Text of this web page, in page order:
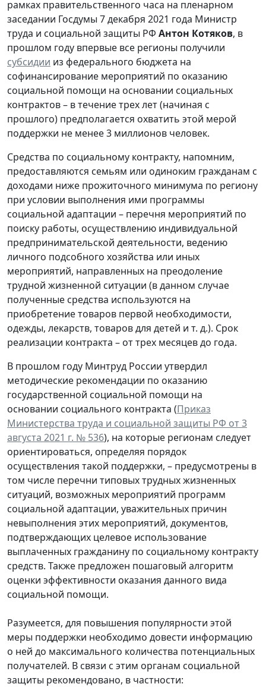
рамках правительственного часа на пленарном
заседании Госдумы 7 декабря 2021 года Министр
труда и социальной защиты РФ Антон Котяков, в
прошлом году впервые все регионы получили
cубсидии из федерального бюджета на
софинансирование мероприятий по оказанию
социальной помощи на основании социальных
контрактов – в течение трех лет (начиная с
прошлого) предполагается охватить этой мерой
поддержки не менее 3 миллионов человек.
Средства по социальному контракту, напомним,
предоставляются семьям или одиноким гражданам с
доходами ниже прожиточного минимума по региону
при условии выполнения ими программы
социальной адаптации – перечня мероприятий по
поиску работы, осуществлению индивидуальной
предпринимательской деятельности, ведению
личного подсобного хозяйства или иных
мероприятий, направленных на преодоление
трудной жизненной ситуации (в данном случае
полученные средства используются на
приобретение товаров первой необходимости,
одежды, лекарств, товаров для детей и т. д.). Срок
реализации контракта – от трех месяцев до года.
В прошлом году Минтруд России утвердил
методические рекомендации по оказанию
государственной социальной помощи на
основании социального контракта (Приказ
Министерства труда и социальной защиты РФ от 3
августа 2021 г. № 536), на которые регионам следует
ориентироваться, определяя порядок
осуществления такой поддержки, – предусмотрены в
том числе перечни типовых трудных жизненных
ситуаций, возможных мероприятий программ
социальной адаптации, уважительных причин
невыполнения этих мероприятий, документов,
подтверждающих целевое использование
выплаченных гражданину по социальному контракту
средств. Также предложен пошаговый алгоритм
оценки эффективности оказания данного вида
социальной помощи.
Разумеется, для повышения популярности этой
меры поддержки необходимо довести информацию
о ней до максимального количества потенциальных
получателей. В связи с этим органам социальной
защиты рекомендовано, в частности: